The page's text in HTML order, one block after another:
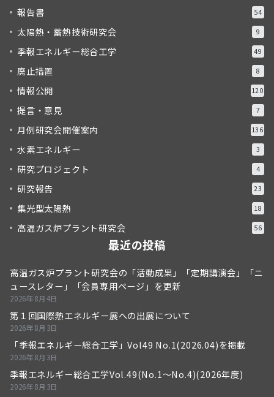
報告書 54
太陽熱・蓄熱技術研究会 9
季報エネルギー総合工学 49
廃止措置 8
情報公開 120
提言・意見 7
月例研究会開催案内 136
水素エネルギー 3
研究プロジェクト 4
研究報告 23
集光型太陽熱 18
高温ガス炉プラント研究会 56
最近の投稿
高温ガス炉プラント研究会の「活動成果」「定期講演会」「ニ
ュースレター」「会員専用ページ」を更新
2026年8月4日
第１回国際熱エネルギー展への出展について
2026年8月3日
「季報エネルギー総合工学」Vol49 No.1(2026.04)を掲載
2026年8月3日
季報エネルギー総合工学Vol.49(No.1～No.4)(2026年度)
2026年8月3日